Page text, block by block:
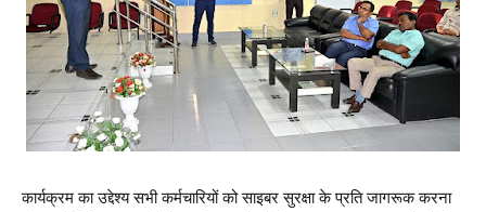
कार्यक्रम का उद्देश्य सभी कर्मचारियों को साइबर सुरक्षा के प्रति जागरूक करना